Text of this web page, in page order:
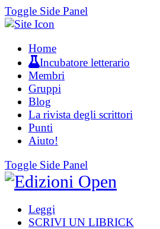
Toggle Side Panel
Home
Incubatore letterario
Membri
Gruppi
Blog
La rivista degli scrittori
Punti
Aiuto!
Toggle Side Panel
Leggi
SCRIVI UN LIBRICK